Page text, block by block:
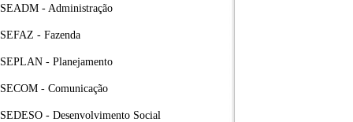
SEADM - Administração
SEFAZ - Fazenda
SEPLAN - Planejamento
SECOM - Comunicação
SEDESO - Desenvolvimento Social